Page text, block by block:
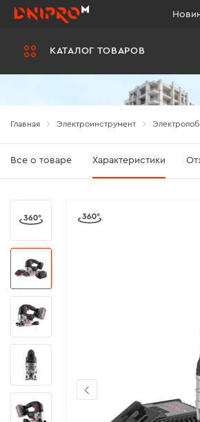
КАТАЛОГ ТОВАРОВ
Главная Электроинструмент
Все о товаре Характеристики